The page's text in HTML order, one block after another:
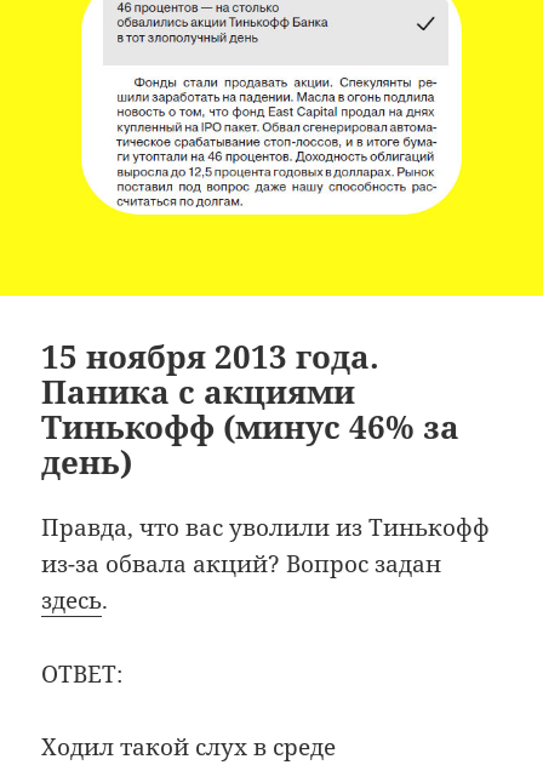
15 ноября 2013 года.
Паника с акциями
Тинькофф (минус 46% за
день)
Правда, что вас уволили из Тинькофф
из-за обвала акций? Вопрос задан
здесь.
ОТВЕТ:
Ходил такой слух в среде